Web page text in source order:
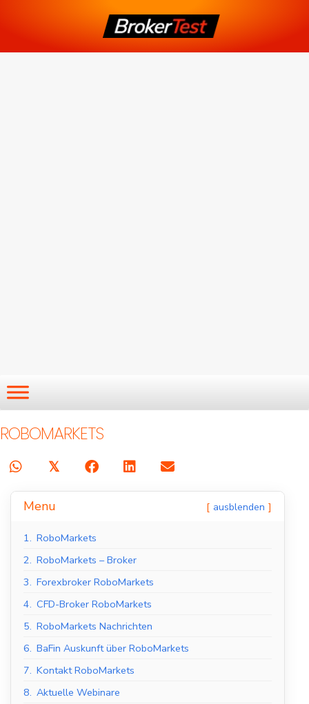
ROBOMARKETS
𝕏
Menu ausblenden
1. RoboMarkets
2. RoboMarkets – Broker
3. Forexbroker RoboMarkets
4. CFD-Broker RoboMarkets
5. RoboMarkets Nachrichten
6. BaFin Auskunft über RoboMarkets
7. Kontakt RoboMarkets
8. Aktuelle Webinare